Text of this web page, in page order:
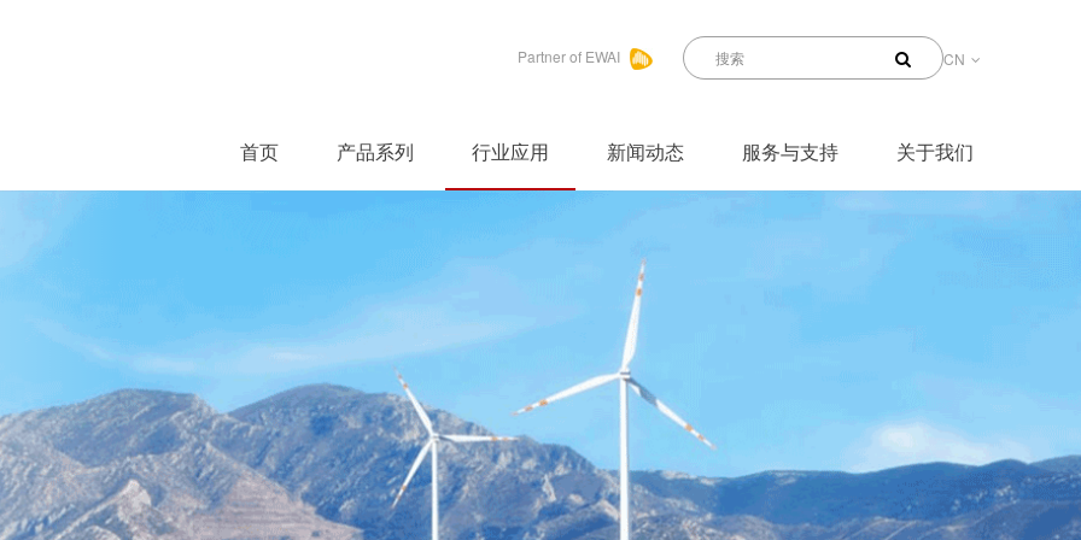
Partner of EWAI CN
首页 产品系列 行业应用 新闻动态 服务与支持 关于我们